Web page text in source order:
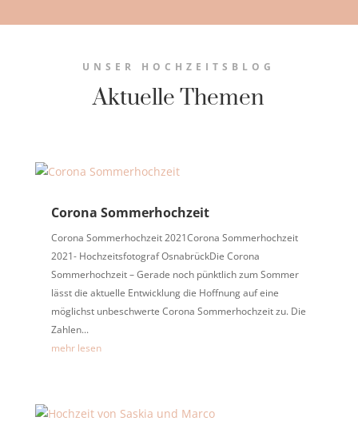
UNSER HOCHZEITSBLOG
Aktuelle Themen
Corona Sommerhochzeit
Corona Sommerhochzeit 2021Corona Sommerhochzeit
2021- Hochzeitsfotograf OsnabrückDie Corona
Sommerhochzeit – Gerade noch pünktlich zum Sommer
lässt die aktuelle Entwicklung die Hoffnung auf eine
möglichst unbeschwerte Corona Sommerhochzeit zu. Die
Zahlen...
mehr lesen